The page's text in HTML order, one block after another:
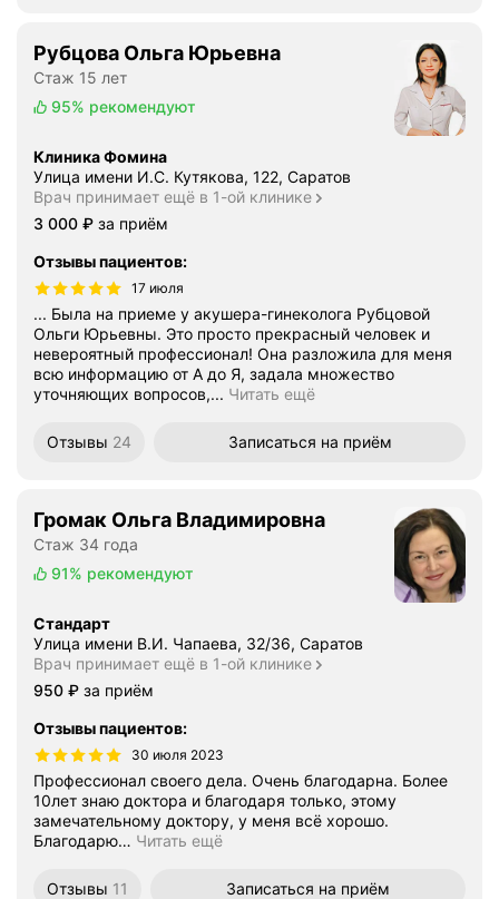
Рубцова Ольга Юрьевна
Стаж 15 лет
95% рекомендуют
Клиника Фомина
Улица имени И.С. Кутякова, 122, Саратов
Врач принимает ещё в 1-ой клинике
Цена
3000
3 000 ₽ за приём
Отзывы пациентов:
17 июля
... Была на приеме у акушера-гинеколога Рубцовой
Ольги Юрьевны. Это просто прекрасный человек и
невероятный профессионал! Она разложила для меня
всю информацию от А до Я, задала множество
уточняющих вопросов,... Читать ещё
Отзывы 24 Записаться на приём
Громак Ольга Владимировна
Стаж 34 года
91% рекомендуют
Стандарт
Улица имени В.И. Чапаева, 32/36, Саратов
Врач принимает ещё в 1-ой клинике
Цена
950 ₽ за приём
Отзывы пациентов:
30 июля 2023
Профессионал своего дела. Очень благодарна. Более
10лет знаю доктора и благодаря только, этому
замечательному доктору, у меня всё хорошо.
Благодарю… Читать ещё
Отзывы 11 Записаться на приём